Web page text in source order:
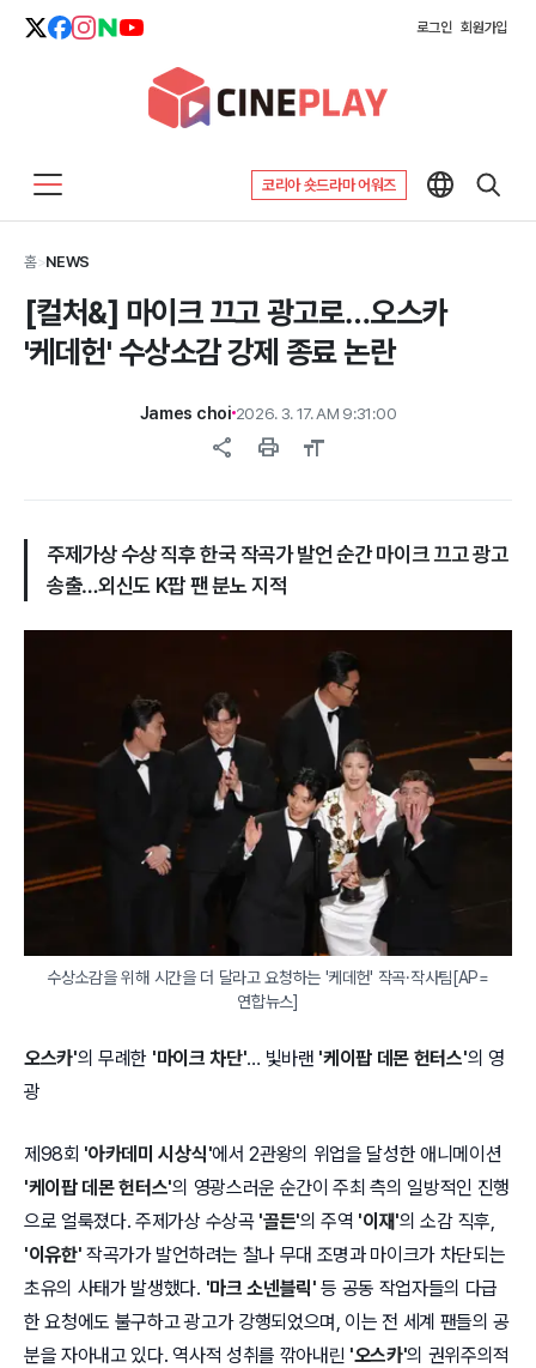
로그인 회원가입
코리아 숏드라마 어워즈
홈>NEWS
[컬처&] 마이크 끄고 광고로…오스카
'케데헌' 수상소감 강제 종료 논란
James choi 2026. 3. 17. AM 9:31:00
share print format_size
주제가상 수상 직후 한국 작곡가 발언 순간 마이크 끄고 광고
송출…외신도 K팝 팬 분노 지적
수상소감을 위해 시간을 더 달라고 요청하는 '케데헌' 작곡·작사팀[AP=
연합뉴스]
오스카'의 무례한 '마이크 차단'… 빛바랜 '케이팝 데몬 헌터스'의 영
광
제98회 '아카데미 시상식'에서 2관왕의 위업을 달성한 애니메이션
'케이팝 데몬 헌터스'의 영광스러운 순간이 주최 측의 일방적인 진행
으로 얼룩졌다. 주제가상 수상곡 '골든'의 주역 '이재'의 소감 직후,
'이유한' 작곡가가 발언하려는 찰나 무대 조명과 마이크가 차단되는
초유의 사태가 발생했다. '마크 소넨블릭' 등 공동 작업자들의 다급
한 요청에도 불구하고 광고가 강행되었으며, 이는 전 세계 팬들의 공
분을 자아내고 있다. 역사적 성취를 깎아내린 '오스카'의 권위주의적